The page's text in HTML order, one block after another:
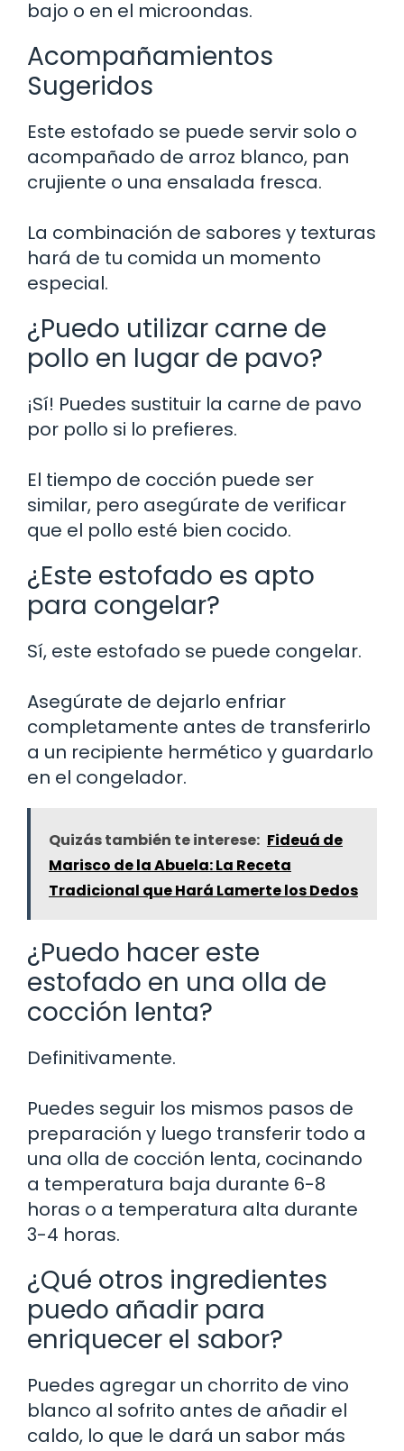
bajo o en el microondas.
Acompañamientos
Sugeridos
Este estofado se puede servir solo o
acompañado de arroz blanco, pan
crujiente o una ensalada fresca.
La combinación de sabores y texturas
hará de tu comida un momento
especial.
¿Puedo utilizar carne de
pollo en lugar de pavo?
¡Sí! Puedes sustituir la carne de pavo
por pollo si lo prefieres.
El tiempo de cocción puede ser
similar, pero asegúrate de verificar
que el pollo esté bien cocido.
¿Este estofado es apto
para congelar?
Sí, este estofado se puede congelar.
Asegúrate de dejarlo enfriar
completamente antes de transferirlo
a un recipiente hermético y guardarlo
en el congelador.
Quizás también te interese: Fideuá de
Marisco de la Abuela: La Receta
Tradicional que Hará Lamerte los Dedos
¿Puedo hacer este
estofado en una olla de
cocción lenta?
Definitivamente.
Puedes seguir los mismos pasos de
preparación y luego transferir todo a
una olla de cocción lenta, cocinando
a temperatura baja durante 6-8
horas o a temperatura alta durante
3-4 horas.
¿Qué otros ingredientes
puedo añadir para
enriquecer el sabor?
Puedes agregar un chorrito de vino
blanco al sofrito antes de añadir el
caldo, lo que le dará un sabor más